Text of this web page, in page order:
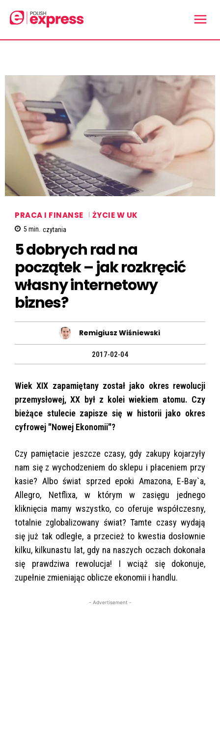
PRACA I FINANSE ŻYCIE W UK
5 min. czytania
5 dobrych rad na
początek – jak rozkręcić
własny internetowy
biznes?
Remigiusz Wiśniewski
2017-02-04
Wiek XIX zapamiętany został jako okres rewolucji
przemysłowej, XX był z kolei wiekiem atomu. Czy
bieżące stulecie zapisze się w historii jako okres
cyfrowej "Nowej Ekonomii"?
Czy pamiętacie jeszcze czasy, gdy zakupy kojarzyły
nam się z wychodzeniem do sklepu i płaceniem przy
kasie? Albo świat sprzed epoki Amazona, E-Bay`a,
Allegro, Netflixa, w którym w zasięgu jednego
kliknięcia mamy wszystko, co oferuje współczesny,
totalnie zglobalizowany świat? Tamte czasy wydają
się już tak odległe, a przecież to kwestia dosłownie
kilku, kilkunastu lat, gdy na naszych oczach dokonała
się prawdziwa rewolucja! I wciąż się dokonuje,
zupełnie zmieniając oblicze ekonomii i handlu.
- Advertisement -